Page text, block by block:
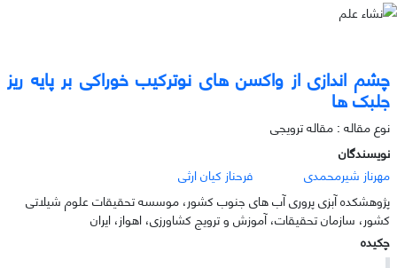
چشم اندازی از واکسن های نوترکیب خوراکی بر پایه ریز
جلبک ها
نوع مقاله : مقاله ترویجی
نویسندگان
مهرناز شیرمحمدی
فرحناز کیان ارثی
پژوهشکده آبزی پروری آب های جنوب کشور، موسسه تحقیقات علوم شیلاتی
کشور، سازمان تحقیقات، آموزش و ترویج کشاورزی، اهواز، ایران
چکیده